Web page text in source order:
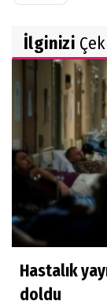
İlginizi
Hastalık
doldu